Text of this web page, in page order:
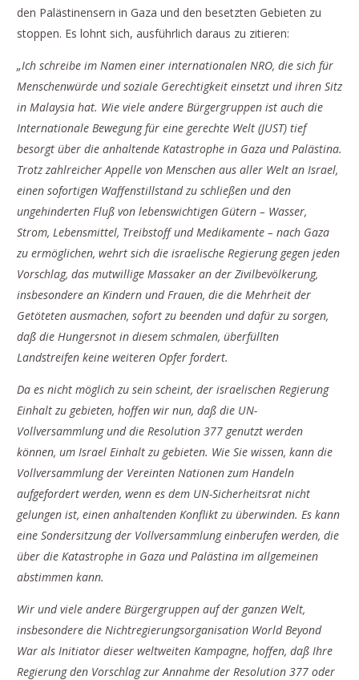
den Palästinensern in Gaza und den besetzten Gebieten zu
stoppen. Es lohnt sich, ausführlich daraus zu zitieren:
„Ich schreibe im Namen einer internationalen NRO, die sich für
Menschenwürde und soziale Gerechtigkeit einsetzt und ihren Sitz
in Malaysia hat. Wie viele andere Bürgergruppen ist auch die
Internationale Bewegung für eine gerechte Welt (JUST) tief
besorgt über die anhaltende Katastrophe in Gaza und Palästina.
Trotz zahlreicher Appelle von Menschen aus aller Welt an Israel,
einen sofortigen Waffenstillstand zu schließen und den
ungehinderten Fluß von lebenswichtigen Gütern – Wasser,
Strom, Lebensmittel, Treibstoff und Medikamente – nach Gaza
zu ermöglichen, wehrt sich die israelische Regierung gegen jeden
Vorschlag, das mutwillige Massaker an der Zivilbevölkerung,
insbesondere an Kindern und Frauen, die die Mehrheit der
Getöteten ausmachen, sofort zu beenden und dafür zu sorgen,
daß die Hungersnot in diesem schmalen, überfüllten
Landstreifen keine weiteren Opfer fordert.
Da es nicht möglich zu sein scheint, der israelischen Regierung
Einhalt zu gebieten, hoffen wir nun, daß die UN-
Vollversammlung und die Resolution 377 genutzt werden
können, um Israel Einhalt zu gebieten. Wie Sie wissen, kann die
Vollversammlung der Vereinten Nationen zum Handeln
aufgefordert werden, wenn es dem UN-Sicherheitsrat nicht
gelungen ist, einen anhaltenden Konflikt zu überwinden. Es kann
eine Sondersitzung der Vollversammlung einberufen werden, die
über die Katastrophe in Gaza und Palästina im allgemeinen
abstimmen kann.
Wir und viele andere Bürgergruppen auf der ganzen Welt,
insbesondere die Nichtregierungsorganisation World Beyond
War als Initiator dieser weltweiten Kampagne, hoffen, daß Ihre
Regierung den Vorschlag zur Annahme der Resolution 377 oder